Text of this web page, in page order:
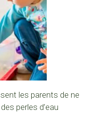
les parents de ne
perles d’eau